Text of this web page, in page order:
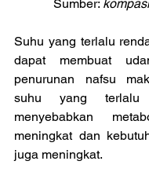
Sumber:
Suhu yang terlalu
dapat membuat
penurunan nafsu
suhu yang terlalu
menyebabkan
meningkat dan
juga meningkat.